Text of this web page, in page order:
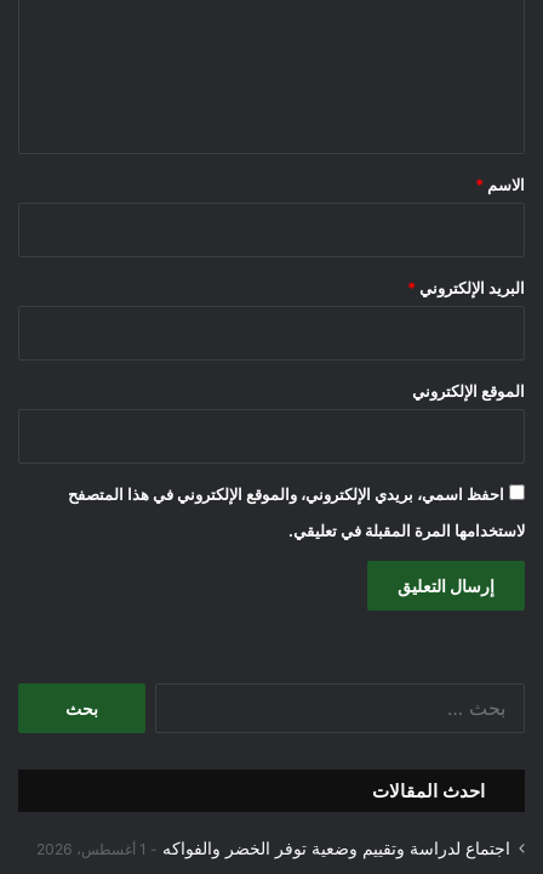
*
الاسم *
البريد الإلكتروني *
الموقع الإلكتروني
احفظ اسمي، بريدي الإلكتروني، والموقع الإلكتروني في هذا المتصفح
لاستخدامها المرة المقبلة في تعليقي.
احدث المقالات
اجتماع لدراسة وتقييم وضعية توفر الخضر والفواكه 1 أغسطس، 2026